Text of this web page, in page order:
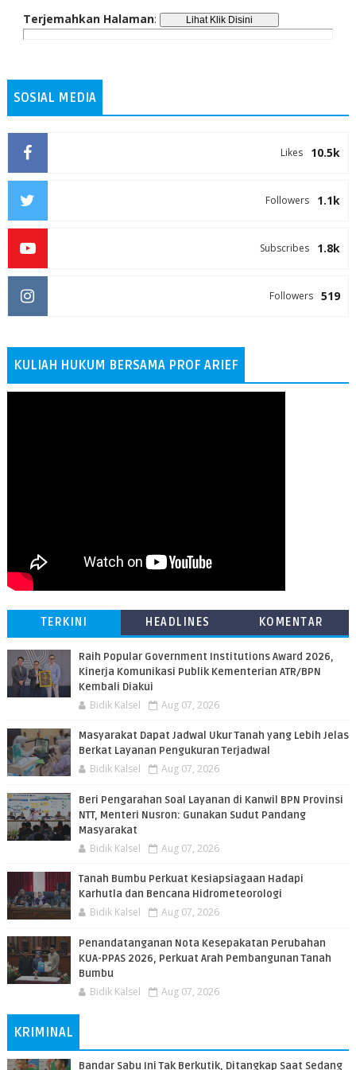
Terjemahkan Halaman:
SOSIAL MEDIA
10.5k
Likes
1.1k
Followers
1.8k
Subscribes
519
Followers
KULIAH HUKUM BERSAMA PROF ARIEF
TERKINI HEADLINES KOMENTAR
Raih Popular Government Institutions Award 2026,
Kinerja Komunikasi Publik Kementerian ATR/BPN
Kembali Diakui
Bidik Kalsel Aug 07, 2026
Masyarakat Dapat Jadwal Ukur Tanah yang Lebih Jelas
Berkat Layanan Pengukuran Terjadwal
Bidik Kalsel Aug 07, 2026
Beri Pengarahan Soal Layanan di Kanwil BPN Provinsi
NTT, Menteri Nusron: Gunakan Sudut Pandang
Masyarakat
Bidik Kalsel Aug 07, 2026
Tanah Bumbu Perkuat Kesiapsiagaan Hadapi
Karhutla dan Bencana Hidrometeorologi
Bidik Kalsel Aug 07, 2026
Penandatanganan Nota Kesepakatan Perubahan
KUA-PPAS 2026, Perkuat Arah Pembangunan Tanah
Bumbu
Bidik Kalsel Aug 07, 2026
KRIMINAL
Bandar Sabu Ini Tak Berkutik, Ditangkap Saat Sedang